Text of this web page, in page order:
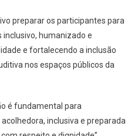
preparar os participantes para
humanizado e
e fortalecendo a inclusão
nos espaços públicos da
é fundamental para
inclusiva e preparada